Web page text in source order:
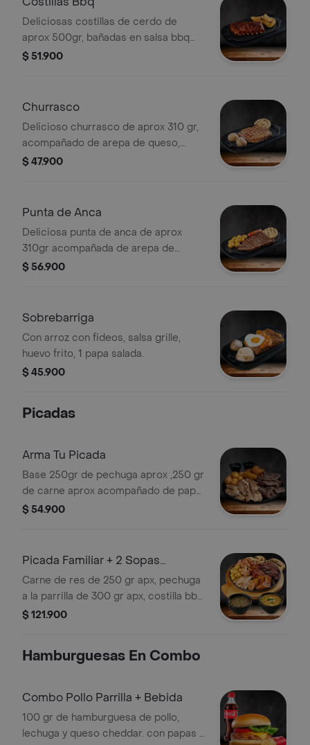
Deliciosas costillas de cerdo de
aprox 500gr, bañadas en salsa bbq
con papas en casco crujientes.
$ 51.900
Churrasco
Delicioso churrasco de aprox 310 gr,
acompañado de arepa de queso,
papa salada y ensalada de temporada.
$ 47.900
Punta de Anca
Deliciosa punta de anca de aprox
310gr acompañada de arepa de
queso, chorizo, papas criollas
$ 56.900
Sobrebarriga
Con arroz con fideos, salsa grille,
huevo frito, 1 papa salada.
$ 45.900
Picadas
Arma Tu Picada
Base 250gr de pechuga aprox ,250 gr
de carne aprox acompañado de papa
criolla y plátano maduro
$ 54.900
Picada Familiar + 2 Sopas
Personales
Carne de res de 250 gr apx, pechuga
a la parrilla de 300 gr apx, costilla bbq
80 gr apx , chicharrón 100gr apx,
sopas personales de ajiaco 380 gr o
$ 121.900
Hamburguesas En Combo
Combo Pollo Parrilla + Bebida
100 gr de hamburguesa de pollo,
lechuga y queso cheddar. con papas y